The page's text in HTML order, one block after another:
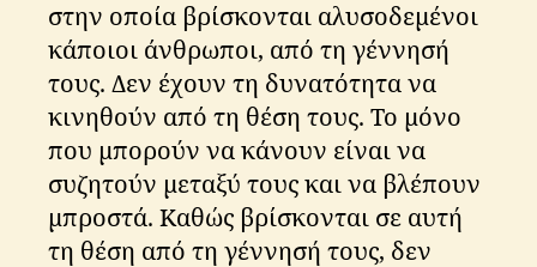
στην οποία βρίσκονται αλυσοδεμένοι
κάποιοι άνθρωποι, από τη γέννησή
τους. Δεν έχουν τη δυνατότητα να
κινηθούν από τη θέση τους. Το μόνο
που μπορούν να κάνουν είναι να
συζητούν μεταξύ τους και να βλέπουν
μπροστά. Καθώς βρίσκονται σε αυτή
τη θέση από τη γέννησή τους, δεν